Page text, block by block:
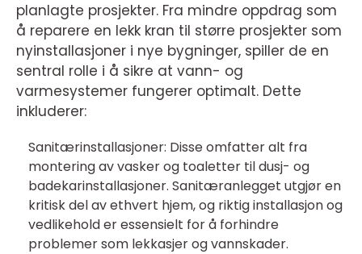
planlagte prosjekter. Fra mindre oppdrag som
å reparere en lekk kran til større prosjekter som
nyinstallasjoner i nye bygninger, spiller de en
sentral rolle i å sikre at vann- og
varmesystemer fungerer optimalt. Dette
inkluderer:
Sanitærinstallasjoner: Disse omfatter alt fra
montering av vasker og toaletter til dusj- og
badekarinstallasjoner. Sanitæranlegget utgjør en
kritisk del av ethvert hjem, og riktig installasjon og
vedlikehold er essensielt for å forhindre
problemer som lekkasjer og vannskader.